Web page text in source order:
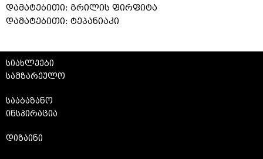
დამატებითი: გრილის ფირფიტა
დამატებითი: ტეპანიაკი
სიახლეები
სამზარეულო
სააბაზანო
ინსპირაცია
დიზაინი